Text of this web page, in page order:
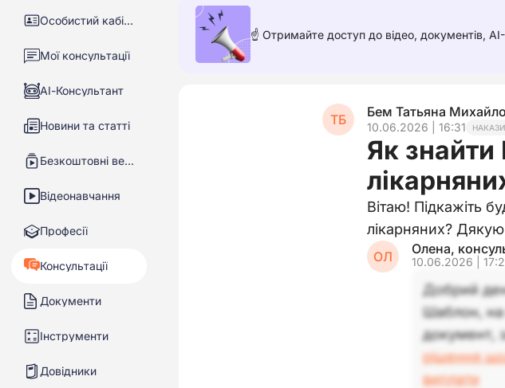
Особистий кабінет
Мої консультації
АІ-Консультант
Новини та статті
Безкоштовні вебінари
Відеонавчання
Професії
Консультації
Документи
Інструменти
Довідники
☝️ Отримайте доступ до відео, документів,
ТБ Бем Татьяна
10.06.2026 | 16:31 НАКАЗИ
Як
Вітаю! Підкажіть
лікарняних?
ОЛ Олена,
10.06.2026 |
Добрий
Шаблон, на
документ,
рішення
виплати